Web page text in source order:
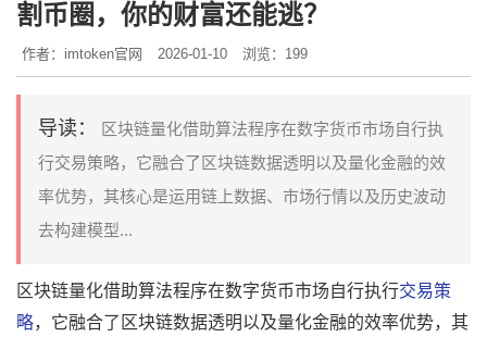
割币圈，你的财富还能逃？
作者：imtoken官网 2026-01-10 浏览：199
导读：
区块链量化借助算法程序在数字货币市场自行执
行交易策略，它融合了区块链数据透明以及量化金融的效
率优势，其核心是运用链上数据、市场行情以及历史波动
去构建模型...
区块链量化借助算法程序在数字货币市场自行执行交易策
略，它融合了区块链数据透明以及量化金融的效率优势，其